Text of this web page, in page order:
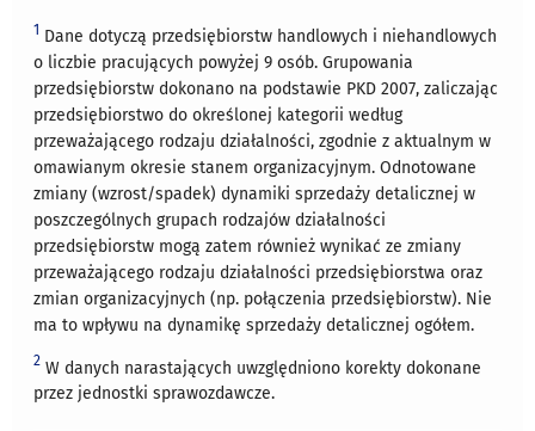
1 Dane dotyczą przedsiębiorstw handlowych i niehandlowych
o liczbie pracujących powyżej 9 osób. Grupowania
przedsiębiorstw dokonano na podstawie PKD 2007, zaliczając
przedsiębiorstwo do określonej kategorii według
przeważającego rodzaju działalności, zgodnie z aktualnym w
omawianym okresie stanem organizacyjnym. Odnotowane
zmiany (wzrost/spadek) dynamiki sprzedaży detalicznej w
poszczególnych grupach rodzajów działalności
przedsiębiorstw mogą zatem również wynikać ze zmiany
przeważającego rodzaju działalności przedsiębiorstwa oraz
zmian organizacyjnych (np. połączenia przedsiębiorstw). Nie
ma to wpływu na dynamikę sprzedaży detalicznej ogółem.
2 W danych narastających uwzględniono korekty dokonane
przez jednostki sprawozdawcze.